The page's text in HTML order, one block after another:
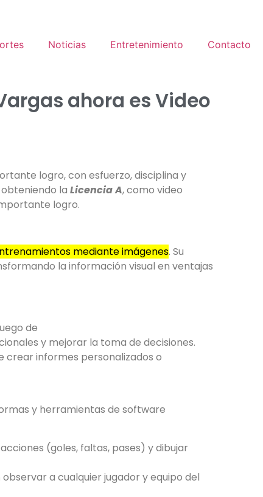
Noticias Entretenimiento Contacto
ahora es Video
logro, con esfuerzo, disciplina y
obteniendo la Licencia A, como video
logro.
mediante imágenes. Su
la información visual en ventajas
de
y mejorar la toma de decisiones.
crear informes personalizados o
y herramientas de software
(goles, faltas, pases) y dibujar
a cualquier jugador y equipo del